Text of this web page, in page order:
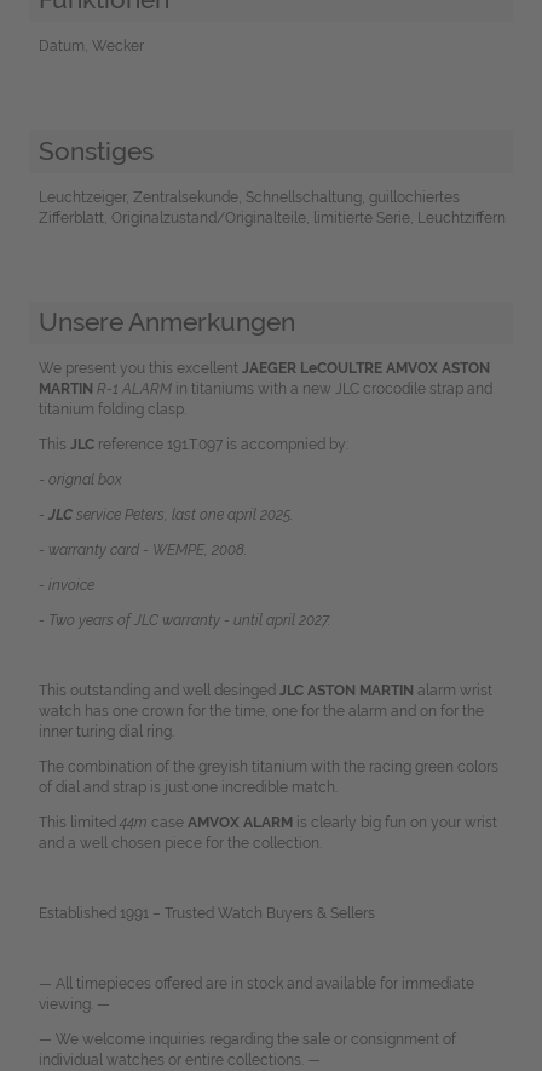
Datum, Wecker
Sonstiges
Leuchtzeiger, Zentralsekunde, Schnellschaltung, guillochiertes
Zifferblatt, Originalzustand/Originalteile, limitierte Serie, Leuchtziffern
Unsere Anmerkungen
We present you this excellent JAEGER LeCOULTRE AMVOX ASTON
MARTIN R-1 ALARMin titaniums with a new JLC crocodile strap and
titanium folding clasp.
This JLCreference 191.T.097 is accompnied by:
- orignal box
- JLCservice Peters, last one april 2025.
- warranty card - WEMPE, 2008.
- invoice
- Two years of JLC warranty - until april 2027.
This outstanding and well desinged JLC ASTON MARTIN alarm wrist
watch has one crown for the time, one for the alarm and on for the
inner turing dial ring.
The combination of the greyish titanium with the racing green colors
of dial and strap is just one incredible match.
This limited 44m case AMVOX ALARM is clearly big fun on your wrist
and a well chosen piece for the collection.
Established 1991 – Trusted Watch Buyers & Sellers
— All timepieces offered are in stock and available for immediate
viewing. —
— We welcome inquiries regarding the sale or consignment of
individual watches or entire collections. —